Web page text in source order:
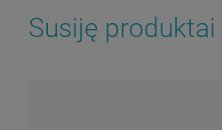
Susiję produktai